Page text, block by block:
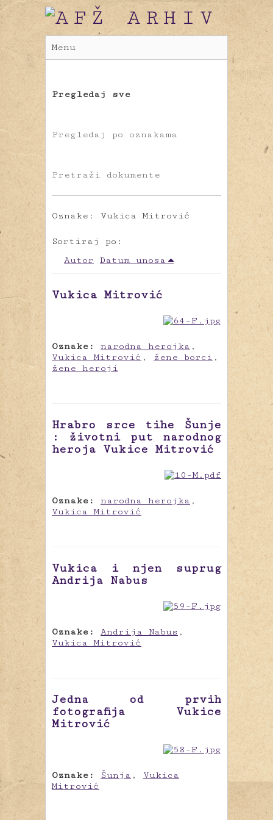
Menu
Pregledaj sve
Pregledaj po oznakama
Pretraži dokumente
Oznake: Vukica Mitrović
Sortiraj po:
Autor
Datum unosa
Vukica Mitrović
Oznake: narodna herojka ,
Vukica Mitrović , žene borci ,
žene heroji
Hrabro srce tihe Šunje
: životni put narodnog
heroja Vukice Mitrović
Oznake: narodna herojka ,
Vukica Mitrović
Vukica i njen suprug
Andrija Nabus
Oznake: Andrija Nabus ,
Vukica Mitrović
Jedna od prvih
fotografija Vukice
Mitrović
Oznake: Šunja , Vukica
Mitrović